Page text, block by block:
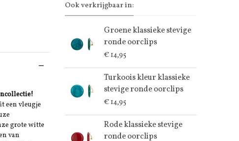
een vleugje
grote witte
van
Ook verkrijgbaar in:
Groene klassieke stevige
ronde oorclips
€ 14,95
Turkoois kleur klassieke
stevige ronde oorclips
€ 14,95
Rode klassieke stevige
ronde oorclips